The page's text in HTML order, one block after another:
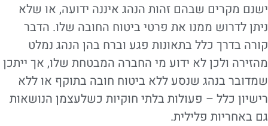
ישנם מקרים שבהם זהות הנהג איננה ידועה, או שלא
ניתן לדרוש ממנו את פרטי ביטוח החובה שלו. הדבר
קורה בדרך כלל בתאונות פגע וברח בהן הנהג נמלט
מהזירה ולכן לא ידוע מי החברה המבטחת שלו, אך ייתכן
שמדובר בנהג שנסע ללא ביטוח חובה בתוקף או ללא
רישיון כלל – פעולות בלתי חוקיות כשלעצמן הנושאות
גם באחריות פלילית.